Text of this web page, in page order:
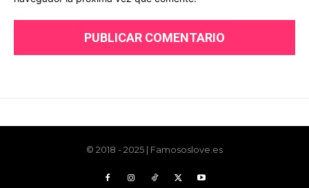
© 2018 - 2025 | Famososlove.es